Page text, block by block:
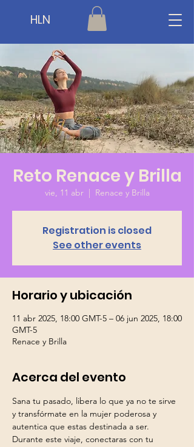
HLN
Reto Renace y Brilla
vie, 11 abr
  |
Renace y Brilla
Registration is closed
See other events
Horario y ubicación
11 abr 2025, 18:00 GMT-5 – 06 jun 2025, 18:00
GMT-5
Renace y Brilla
Acerca del evento
Sana tu pasado, libera lo que ya no te sirve
y transfórmate en la mujer poderosa y
autentica que estas destinada a ser.
Durante este viaje, conectaras con tu